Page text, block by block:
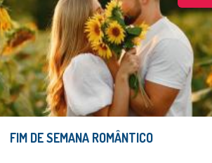
FIM DE SEMANA ROMÂNTICO